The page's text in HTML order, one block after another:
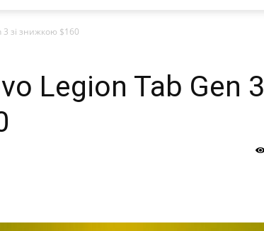
зі знижкою $160
Legion Tab Gen 3